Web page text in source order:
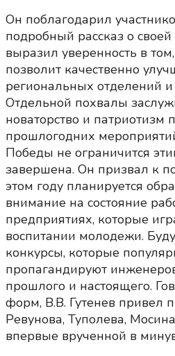
Он поблагодарил
подробный рассказ о своей
выразил уверенность в
позволит качественно
региональных отделений
Отдельной похвалы
новаторство и патриотизм
прошлогодних
Победы не ограничится
завершена. Он призвал к
этом году планируется
внимание на состояние
предприятиях, которые
воспитании молодежи.
конкурсы, которые
пропагандируют
прошлого и настоящего.
форм, В.В. Гутенев привел
Ревунова, Туполева,
впервые врученной в